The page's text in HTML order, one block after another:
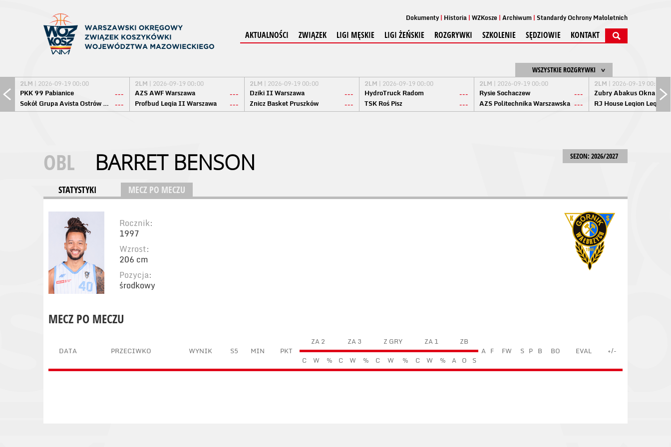
Dokumenty Historia WZKosze Archiwum Standardy Ochrony Małoletnich
AKTUALNOŚCI ZWIĄZEK LIGI MĘSKIE LIGI ŻEŃSKIE ROZGRYWKI SZKOLENIE SĘDZIOWIE KONTAKT
WSZYSTKIE ROZGRYWKI
2LM | 2026-09-19 00:00
PKK 99 Pabianice
---
Sokół Grupa Avista Ostrów Maz. ---
2LM | 2026-09-19 00:00
AZS AWF Warszawa
---
Profbud Legia II Warszawa
---
2LM | 2026-09-19 00:00
Dziki II Warszawa
---
Znicz Basket Pruszków
---
2LM | 2026-09-19 00:00
HydroTruck Radom
---
TSK Roś Pisz
---
2LM | 2026-09-19 00:00
Rysie Sochaczew
---
AZS Politechnika Warszawska ---
2LM | 2026-09-19 00:00
Żubry Abakus Okna
RJ House Legion
SEZON: 2026/2027
OBL BARRET BENSON
STATYSTYKI MECZ PO MECZU
Rocznik:
1997
Wzrost:
206 cm
Pozycja:
środkowy
MECZ PO MECZU
DATA PRZECIWKO WYNIK S5 MIN PKT
ZA 2 ZA 3 Z GRY ZA 1
ZB
A F FW S P B BO EVAL
+/-
C
W % C W % C W % C W % A O S